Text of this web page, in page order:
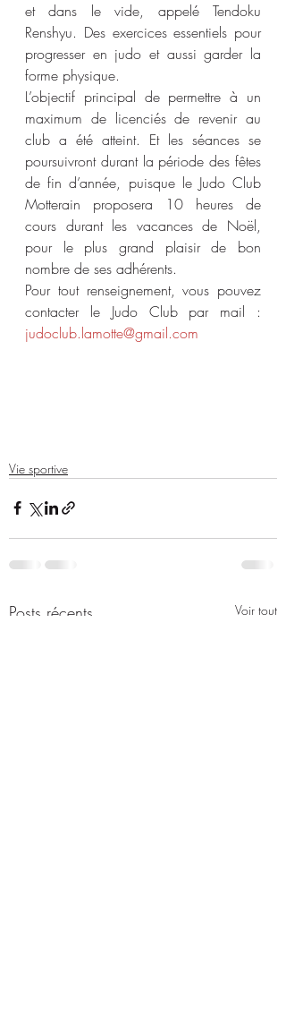
et dans le vide, appelé Tendoku
Renshyu. Des exercices essentiels pour
progresser en judo et aussi garder la
forme physique.
L’objectif principal de permettre à un
maximum de licenciés de revenir au
club a été atteint. Et les séances se
poursuivront durant la période des fêtes
de fin d’année, puisque le Judo Club
Motterain proposera 10 heures de
cours durant les vacances de Noël,
pour le plus grand plaisir de bon
nombre de ses adhérents.
Pour tout renseignement, vous pouvez
judoclub.lamotte@gmail.com
Vie sportive
Posts récents Voir tout